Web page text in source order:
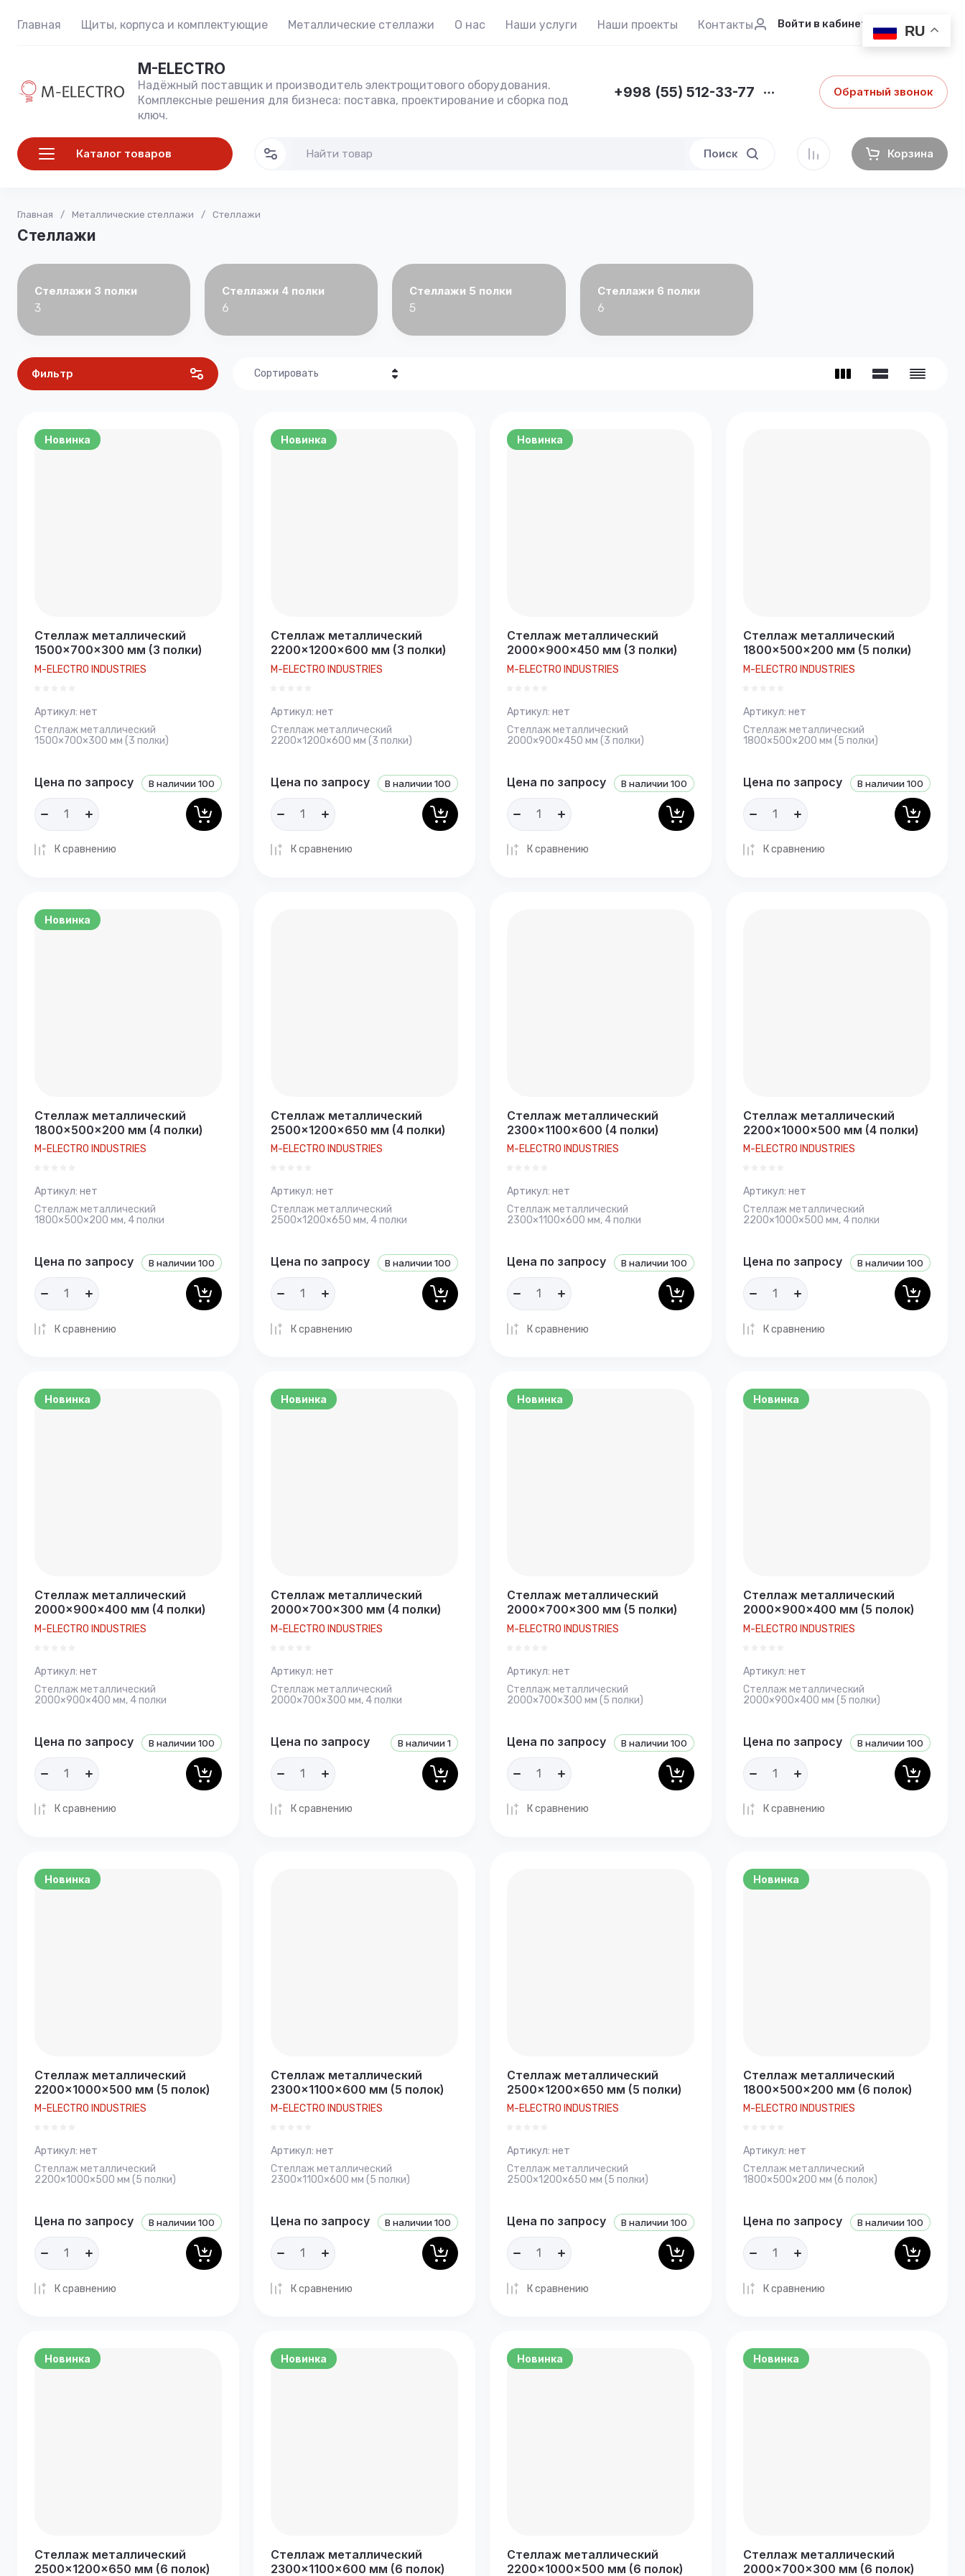
RU
Главная Щиты, корпуса и комплектующие Металлические стеллажи О нас Наши услуги Наши проекты Контакты Войти в кабинет
M-ELECTRO
Надёжный поставщик и производитель электрощитового оборудования.
Комплексные решения для бизнеса: поставка, проектирование и сборка под
ключ.
+998 (55) 512-33-77 Обратный звонок
Каталог товаров Поиск Корзина
Главная / Металлические стеллажи / Стеллажи
Стеллажи
Стеллажи 3 полки
3
Стеллажи 4 полки
6
Стеллажи 5 полки
5
Стеллажи 6 полки
6
Фильтр Сортировать
Цена - возрастание
Новинка
Стеллаж металлический
1500×700×300 мм (3 полки)
M-ELECTRO INDUSTRIES
Артикул: нет
Стеллаж металлический
1500×700×300 мм (3 полки)
В наличии 100
Цена по запросу
К сравнению
Новинка
Стеллаж металлический
2200×1200×600 мм (3 полки)
M-ELECTRO INDUSTRIES
Артикул: нет
Стеллаж металлический
2200×1200×600 мм (3 полки)
В наличии 100
Цена по запросу
К сравнению
Новинка
Стеллаж металлический
2000×900×450 мм (3 полки)
M-ELECTRO INDUSTRIES
Артикул: нет
Стеллаж металлический
2000×900×450 мм (3 полки)
В наличии 100
Цена по запросу
К сравнению
Стеллаж металлический
1800×500×200 мм (5 полки)
M-ELECTRO INDUSTRIES
Артикул: нет
Стеллаж металлический
1800×500×200 мм (5 полки)
В наличии 100
Цена по запросу
К сравнению
Новинка
Стеллаж металлический
1800×500×200 мм (4 полки)
M-ELECTRO INDUSTRIES
Артикул: нет
Стеллаж металлический
1800×500×200 мм, 4 полки
В наличии 100
Цена по запросу
К сравнению
Стеллаж металлический
2500×1200×650 мм (4 полки)
M-ELECTRO INDUSTRIES
Артикул: нет
Стеллаж металлический
2500×1200×650 мм, 4 полки
В наличии 100
Цена по запросу
К сравнению
Стеллаж металлический
2300×1100×600 (4 полки)
M-ELECTRO INDUSTRIES
Артикул: нет
Стеллаж металлический
2300×1100×600 мм, 4 полки
В наличии 100
Цена по запросу
К сравнению
Стеллаж металлический
2200×1000×500 мм (4 полки)
M-ELECTRO INDUSTRIES
Артикул: нет
Стеллаж металлический
2200×1000×500 мм, 4 полки
В наличии 100
Цена по запросу
К сравнению
Новинка
Стеллаж металлический
2000×900×400 мм (4 полки)
M-ELECTRO INDUSTRIES
Артикул: нет
Стеллаж металлический
2000×900×400 мм, 4 полки
В наличии 100
Цена по запросу
К сравнению
Новинка
Стеллаж металлический
2000×700×300 мм (4 полки)
M-ELECTRO INDUSTRIES
Артикул: нет
Стеллаж металлический
2000×700×300 мм, 4 полки
В наличии 1
Цена по запросу
К сравнению
Новинка
Стеллаж металлический
2000×700×300 мм (5 полки)
M-ELECTRO INDUSTRIES
Артикул: нет
Стеллаж металлический
2000×700×300 мм (5 полки)
В наличии 100
Цена по запросу
К сравнению
Новинка
Стеллаж металлический
2000×900×400 мм (5 полок)
M-ELECTRO INDUSTRIES
Артикул: нет
Стеллаж металлический
2000×900×400 мм (5 полки)
В наличии 100
Цена по запросу
К сравнению
Новинка
Стеллаж металлический
2200×1000×500 мм (5 полок)
M-ELECTRO INDUSTRIES
Артикул: нет
Стеллаж металлический
2200×1000×500 мм (5 полки)
В наличии 100
Цена по запросу
К сравнению
Стеллаж металлический
2300×1100×600 мм (5 полок)
M-ELECTRO INDUSTRIES
Артикул: нет
Стеллаж металлический
2300×1100×600 мм (5 полки)
В наличии 100
Цена по запросу
К сравнению
Стеллаж металлический
2500×1200×650 мм (5 полки)
M-ELECTRO INDUSTRIES
Артикул: нет
Стеллаж металлический
2500×1200×650 мм (5 полки)
В наличии 100
Цена по запросу
К сравнению
Новинка
Стеллаж металлический
1800×500×200 мм (6 полок)
M-ELECTRO INDUSTRIES
Артикул: нет
Стеллаж металлический
1800×500×200 мм (6 полок)
В наличии 100
Цена по запросу
К сравнению
Новинка
Стеллаж металлический
2500×1200×650 мм (6 полок)
Новинка
Стеллаж металлический
2300×1100×600 мм (6 полок)
Новинка
Стеллаж металлический
2200×1000×500 мм (6 полок)
Новинка
Стеллаж металлический
2000×700×300 мм (6 полок)